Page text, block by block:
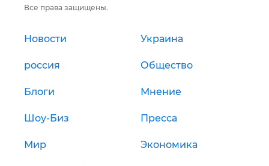
Все права защищены.
Новости Украина
россия Общество
Блоги Мнение
Шоу-Биз Пресса
Мир Экономика